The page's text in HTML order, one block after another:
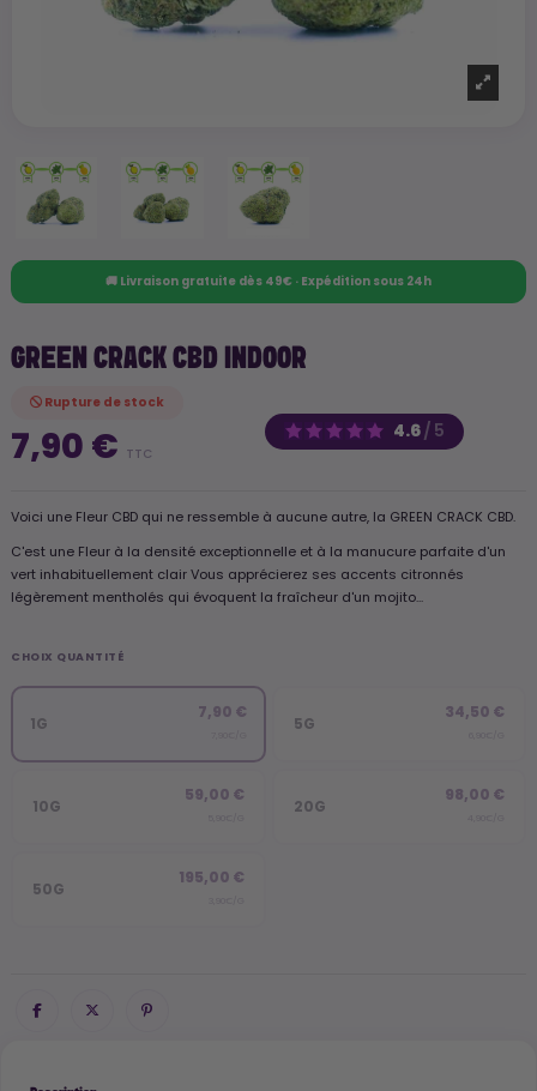
🚚 Livraison gratuite dès 49€ · Expédition sous 24h
GREEN CRACK CBD INDOOR
4.6/ 5
Rupture de stock
7,90 € TTC
Voici une Fleur CBD qui ne ressemble à aucune autre, la GREEN CRACK CBD.
C'est une Fleur à la densité exceptionnelle et à la manucure parfaite d'un
vert inhabituellement clair Vous apprécierez ses accents citronnés
légèrement mentholés qui évoquent la fraîcheur d'un mojito...
CHOIX QUANTITÉ
1G
7,90 €
5G
34,50 €
10G
59,00 €
20G
98,00 €
50G
195,00 €